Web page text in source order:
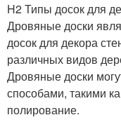
H2 Типы досок для
Дровяные доски
досок для декора
различных видов
Дровяные доски
способами, такими
полирование.